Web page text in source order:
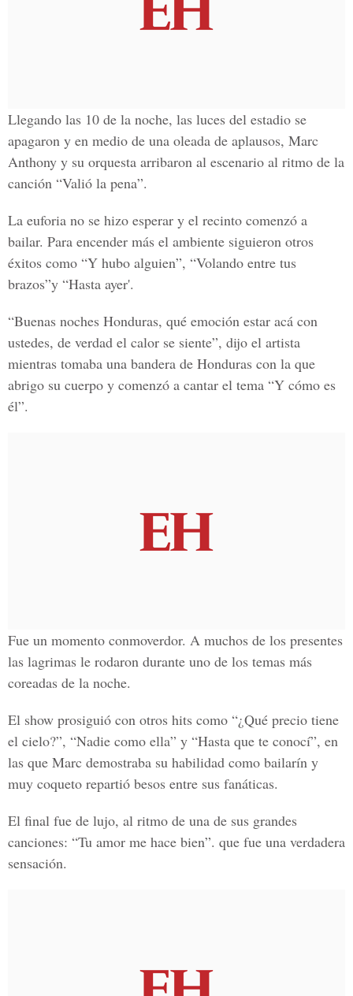
Llegando las 10 de la noche, las luces del estadio se
apagaron y en medio de una oleada de aplausos, Marc
Anthony y su orquesta arribaron al escenario al ritmo de la
canción “Valió la pena”.
La euforia no se hizo esperar y el recinto comenzó a
bailar. Para encender más el ambiente siguieron otros
éxitos como “Y hubo alguien”, “Volando entre tus
brazos”y “Hasta ayer'.
“Buenas noches Honduras, qué emoción estar acá con
ustedes, de verdad el calor se siente”, dijo el artista
mientras tomaba una bandera de Honduras con la que
abrigo su cuerpo y comenzó a cantar el tema “Y cómo es
él”.
Fue un momento conmoverdor. A muchos de los presentes
las lagrimas le rodaron durante uno de los temas más
coreadas de la noche.
El show prosiguió con otros hits como “¿Qué precio tiene
el cielo?”, “Nadie como ella” y “Hasta que te conocí”, en
las que Marc demostraba su habilidad como bailarín y
muy coqueto repartió besos entre sus fanáticas.
El final fue de lujo, al ritmo de una de sus grandes
canciones: “Tu amor me hace bien”. que fue una verdadera
sensación.